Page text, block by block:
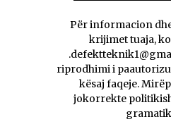
Për informacion
krijimet tuaja,
riprodhimi i
kësaj faqeje.
jokorrekte